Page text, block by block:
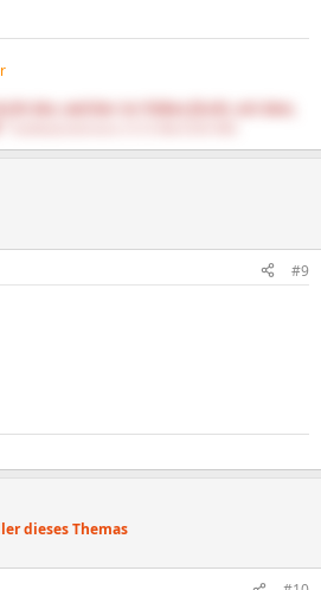
den, welcher im Trüben fischt, mit dem,
#9
dieses Themas